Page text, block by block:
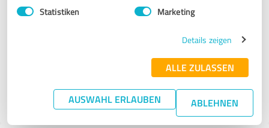
Statistiken Marketing
Details zeigen
ALLE ZULASSEN
AUSWAHL ERLAUBEN ABLEHNEN
4.92 von 5